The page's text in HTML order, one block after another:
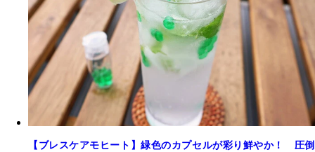
【ブレスケアモヒート】緑色のカプセルが彩り鮮やか！ 圧倒